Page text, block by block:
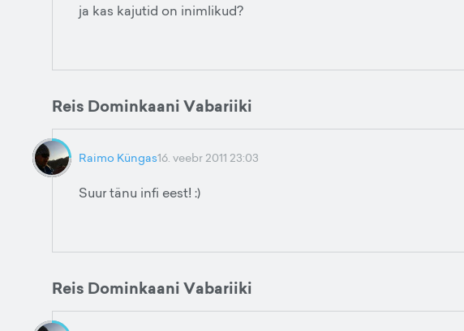
ja kas kajutid on inimlikud?
Reis Dominkaani Vabariiki
Raimo Küngas16. veebr 2011 23:03
Suur tänu infi eest! :)
Reis Dominkaani Vabariiki